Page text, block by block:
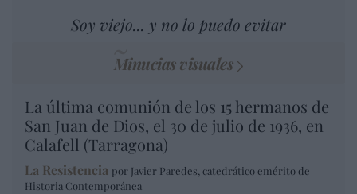
Soy viejo... y no lo puedo evitar
Minucias visuales
La última comunión de los 15 hermanos de
San Juan de Dios, el 30 de julio de 1936, en
Calafell (Tarragona)
La Resistencia por Javier Paredes, catedrático emérito de
Historia Contemporánea